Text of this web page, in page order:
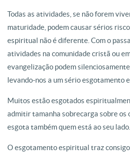
Todas as atividades, se não forem
maturidade, podem causar sérios
espiritual não é diferente. Com o
atividades na comunidade cristã ou
evangelização podem
levando-nos a um sério esgotamento
Muitos estão esgotados
admitir tamanha sobrecarga sobre os
esgota também quem está ao seu lado.
O esgotamento espiritual traz